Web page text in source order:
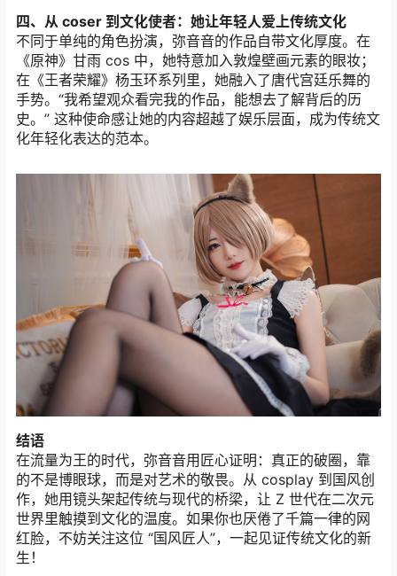
四、从 coser 到文化使者：她让年轻人爱上传统文化
不同于单纯的角色扮演，弥音音的作品自带文化厚度。在
《原神》甘雨 cos 中，她特意加入敦煌壁画元素的眼妆；
在《王者荣耀》杨玉环系列里，她融入了唐代宫廷乐舞的
手势。“我希望观众看完我的作品，能想去了解背后的历
史。” 这种使命感让她的内容超越了娱乐层面，成为传统文
化年轻化表达的范本。
结语
在流量为王的时代，弥音音用匠心证明：真正的破圈，靠
的不是博眼球，而是对艺术的敬畏。从 cosplay 到国风创
作，她用镜头架起传统与现代的桥梁，让 Z 世代在二次元
世界里触摸到文化的温度。如果你也厌倦了千篇一律的网
红脸，不妨关注这位 “国风匠人”，一起见证传统文化的新
生！